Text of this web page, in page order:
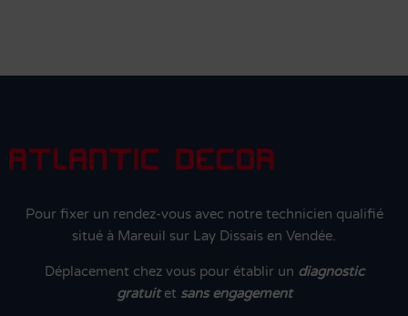
Pour fixer un rendez-vous avec notre technicien qualifié
situé à Mareuil sur Lay Dissais en Vendée.
Déplacement chez vous pour établir un diagnostic
gratuitet sans engagement